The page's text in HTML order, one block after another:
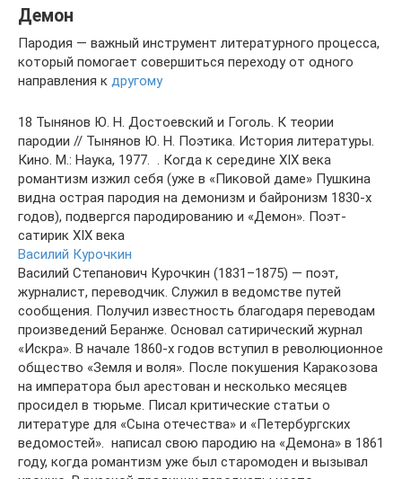
Демон
Пародия — важный инструмент литературного процесса,
который помогает совершиться переходу от одного
направления к другому
18 Тынянов Ю. Н. Достоевский и Гоголь. К теории
пародии // Тынянов Ю. Н. Поэтика. История литературы.
Кино. М.: Наука, 1977. ⁠ . Когда к середине XIX века
романтизм изжил себя (уже в «Пиковой даме» Пушкина
видна острая пародия на демонизм и байронизм 1830-х
годов), подвергся пародированию и «Демон». Поэт-
сатирик XIX века
Василий Курочкин
Василий Степанович Курочкин (1831–1875) — поэт,
журналист, переводчик. Служил в ведомстве путей
сообщения. Получил известность благодаря переводам
произведений Беранже. Основал сатирический журнал
«Искра». В начале 1860-х годов вступил в революционное
общество «Земля и воля». После покушения Каракозова
на императора был арестован и несколько месяцев
просидел в тюрьме. Писал критические статьи о
литературе для «Сына отечества» и «Петербургских
ведомостей». ⁠ написал свою пародию на «Демона» в 1861
году, когда романтизм уже был старомоден и вызывал